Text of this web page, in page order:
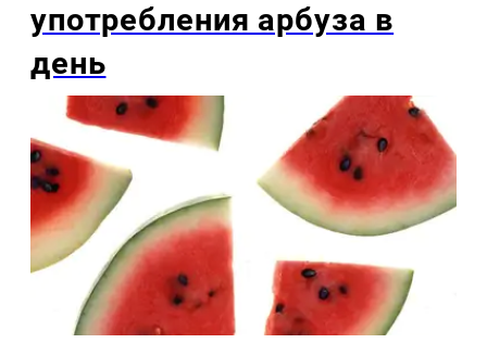
употребления арбуза в
день